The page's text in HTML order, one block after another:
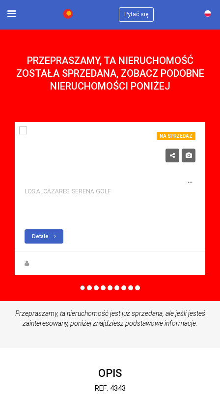
Pytać się
PRZEPRASZAMY, TA NIERUCHOMOŚĆ
ZOSTAŁA SPRZEDANA, ZOBACZ PODOBNE
NIERUCHOMOŚCI PONIŻEJ
NA SPRZEDAŻ
NA SPRZEDAŻ APARTMENT W SERENA GOLF, LOS ALCAZARES Z BASENEM
LOS ALCÁZARES, SERENA GOLF
Detale
Przepraszamy, ta nieruchomość jest już sprzedana, ale jeśli jesteś
zainteresowany, poniżej znajdziesz podstawowe informacje.
OPIS
REF: 4343